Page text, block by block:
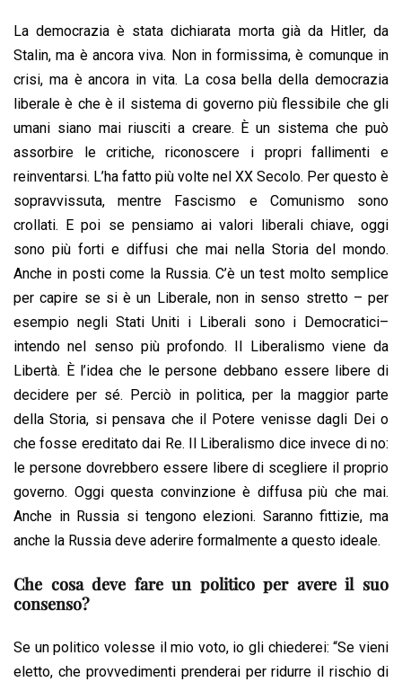
La democrazia è stata dichiarata morta già da Hitler, da
Stalin, ma è ancora viva. Non in formissima, è comunque in
crisi, ma è ancora in vita. La cosa bella della democrazia
liberale è che è il sistema di governo più flessibile che gli
umani siano mai riusciti a creare. È un sistema che può
assorbire le critiche, riconoscere i propri fallimenti e
reinventarsi. L’ha fatto più volte nel XX Secolo. Per questo è
sopravvissuta, mentre Fascismo e Comunismo sono
crollati. E poi se pensiamo ai valori liberali chiave, oggi
sono più forti e diffusi che mai nella Storia del mondo.
Anche in posti come la Russia. C’è un test molto semplice
per capire se si è un Liberale, non in senso stretto – per
esempio negli Stati Uniti i Liberali sono i Democratici–
intendo nel senso più profondo. Il Liberalismo viene da
Libertà. È l’idea che le persone debbano essere libere di
decidere per sé. Perciò in politica, per la maggior parte
della Storia, si pensava che il Potere venisse dagli Dei o
che fosse ereditato dai Re. Il Liberalismo dice invece di no:
le persone dovrebbero essere libere di scegliere il proprio
governo. Oggi questa convinzione è diffusa più che mai.
Anche in Russia si tengono elezioni. Saranno fittizie, ma
anche la Russia deve aderire formalmente a questo ideale.
Che cosa deve fare un politico per avere il suo
consenso?
Se un politico volesse il mio voto, io gli chiederei: “Se vieni
eletto, che provvedimenti prenderai per ridurre il rischio di